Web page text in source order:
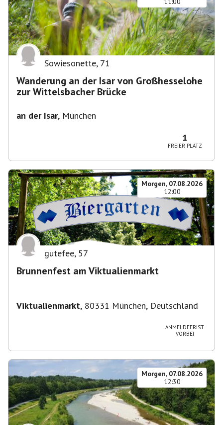
Sowiesonette, 71
Wanderung an der Isar von Großhesselohe
zur Wittelsbacher Brücke
an der Isar, München
1
FREIER PLATZ
Morgen, 07.08.2026
12:00
gutefee, 57
Brunnenfest am Viktualienmarkt
Viktualienmarkt, 80331 München, Deutschland
ANMELDEFRIST
VORBEI
Morgen, 07.08.2026
12:30